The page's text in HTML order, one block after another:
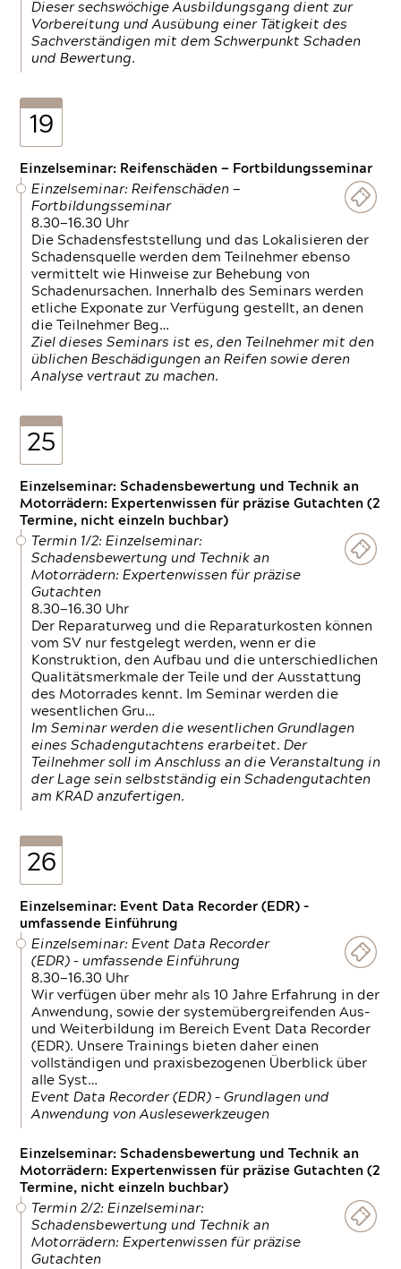
Dieser sechswöchige Ausbildungsgang dient zur
Vorbereitung und Ausübung einer Tätigkeit des
Sachverständigen mit dem Schwerpunkt Schaden
und Bewertung.
19
Einzelseminar: Reifenschäden — Fortbildungsseminar
Einzelseminar: Reifenschäden —
Fortbildungsseminar
8.30—16.30 Uhr
Die Schadensfeststellung und das Lokalisieren der
Schadensquelle werden dem Teilnehmer ebenso
vermittelt wie Hinweise zur Behebung von
Schadenursachen. Innerhalb des Seminars werden
etliche Exponate zur Verfügung gestellt, an denen
die Teilnehmer Beg…
Ziel dieses Seminars ist es, den Teilnehmer mit den
üblichen Beschädigungen an Reifen sowie deren
Analyse vertraut zu machen.
25
Einzelseminar: Schadensbewertung und Technik an
Motorrädern: Expertenwissen für präzise Gutachten (2
Termine, nicht einzeln buchbar)
Termin 1/2: Einzelseminar:
Schadensbewertung und Technik an
Motorrädern: Expertenwissen für präzise
Gutachten
8.30—16.30 Uhr
Der Reparaturweg und die Reparaturkosten können
vom SV nur festgelegt werden, wenn er die
Konstruktion, den Aufbau und die unterschiedlichen
Qualitätsmerkmale der Teile und der Ausstattung
des Motorrades kennt. Im Seminar werden die
wesentlichen Gru…
Im Seminar werden die wesentlichen Grundlagen
eines Schadengutachtens erarbeitet. Der
Teilnehmer soll im Anschluss an die Veranstaltung in
der Lage sein selbstständig ein Schadengutachten
am KRAD anzufertigen.
26
Einzelseminar: Event Data Recorder (EDR) –
umfassende Einführung
Einzelseminar: Event Data Recorder
(EDR) – umfassende Einführung
8.30—16.30 Uhr
Wir verfügen über mehr als 10 Jahre Erfahrung in der
Anwendung, sowie der systemübergreifenden Aus-
und Weiterbildung im Bereich Event Data Recorder
(EDR). Unsere Trainings bieten daher einen
vollständigen und praxisbezogenen Überblick über
alle Syst…
Event Data Recorder (EDR) – Grundlagen und
Anwendung von Auslesewerkzeugen
Einzelseminar: Schadensbewertung und Technik an
Motorrädern: Expertenwissen für präzise Gutachten (2
Termine, nicht einzeln buchbar)
Termin 2/2: Einzelseminar:
Schadensbewertung und Technik an
Motorrädern: Expertenwissen für präzise
Gutachten